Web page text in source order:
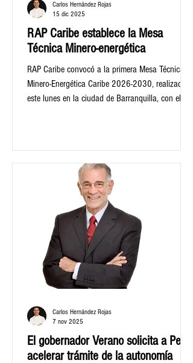
RAP Caribe establece la Mesa
Técnica Minero-energética
RAP Caribe convocó a la primera Mesa Técnica
Minero-Energética Caribe 2026-2030, realizada
este lunes en la ciudad de Barranquilla, con el
del servicio en la zona norte del país.
Carlos Hernández Rojas
15 dic 2025
El gobernador Verano solicita a Petro
acelerar trámite de la autonomía
Carlos Hernández Rojas
7 nov 2025